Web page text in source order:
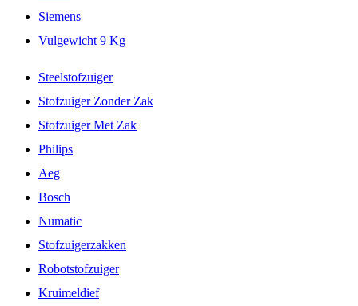
Siemens
Vulgewicht 9 Kg
Steelstofzuiger
Stofzuiger Zonder Zak
Stofzuiger Met Zak
Philips
Aeg
Bosch
Numatic
Stofzuigerzakken
Robotstofzuiger
Kruimeldief